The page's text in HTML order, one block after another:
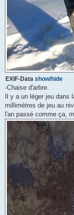
EXIF-Data show/hide
-Chaise d'arbre.
Il y a un léger jeu
millimètres de jeu au
l'an passé comme ça,